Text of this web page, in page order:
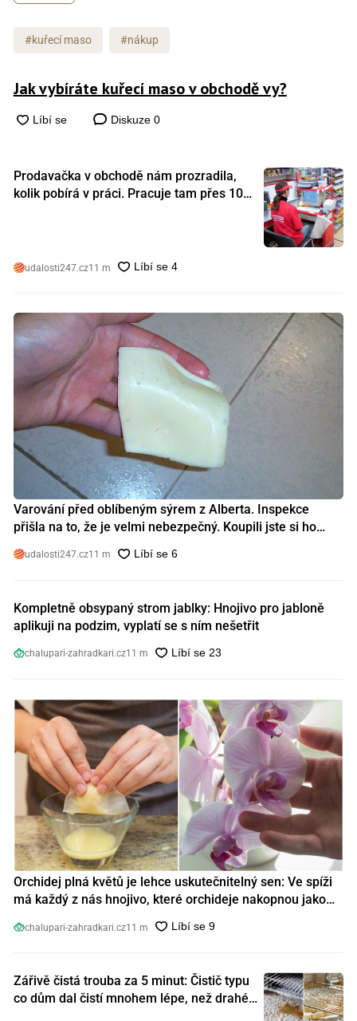
#kuřecí maso #nákup
Jak vybíráte kuřecí maso v obchodě vy?
Diskuze 0
Prodavačka v obchodě nám prozradila,
kolik pobírá v práci. Pracuje tam přes 10
udalosti247.cz11 m
Varování před oblíbeným sýrem z Alberta. Inspekce
přišla na to, že je velmi nebezpečný. Koupili jste si ho
udalosti247.cz11 m
Kompletně obsypaný strom jablky: Hnojivo pro jabloně
aplikuji na podzim, vyplatí se s ním nešetřit
chalupari-zahradkari.cz11 m
Orchidej plná květů je lehce uskutečnitelný sen: Ve spíži
má každý z nás hnojivo, které orchideje nakopnou jako
chalupari-zahradkari.cz11 m
Zářivě čistá trouba za 5 minut: Čistič typu
co dům dal čistí mnohem lépe, než drahé